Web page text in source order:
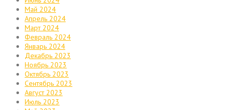
Май 2024
Апрель 2024
Март 2024
Февраль 2024
Январь 2024
Декабрь 2023
Ноябрь 2023
Октябрь 2023
Сентябрь 2023
Август 2023
Июль 2023